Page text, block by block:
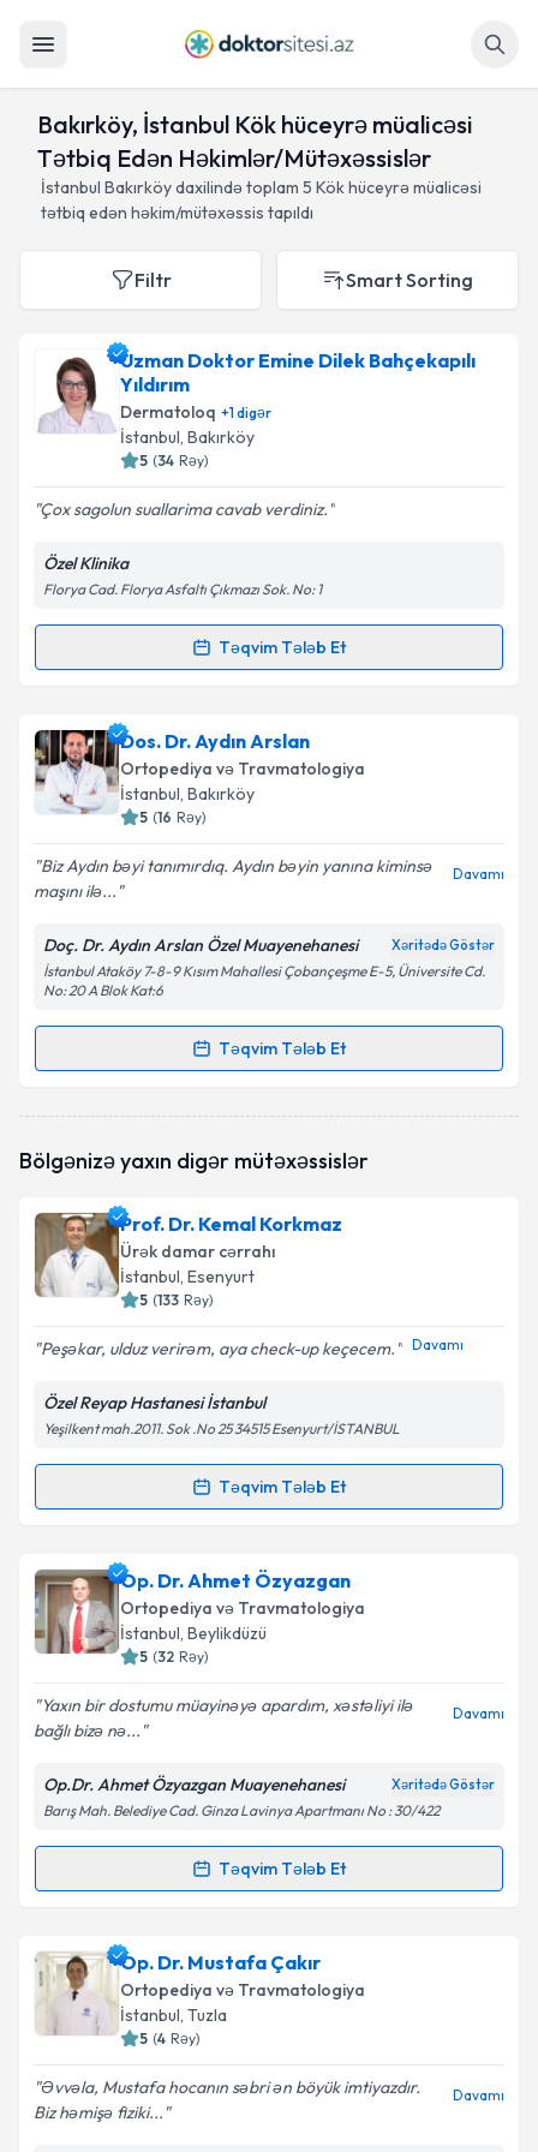
Bakırköy, İstanbul Kök hüceyrə müalicəsi
Tətbiq Edən Həkimlər/Mütəxəssislər
İstanbul Bakırköy daxilində toplam 5 Kök hüceyrə müalicəsi
tətbiq edən həkim/mütəxəssis tapıldı
Filtr Smart Sorting
Uzman Doktor Emine Dilek Bahçekapılı
Yıldırım
Dermatoloq +1digər
İstanbul, Bakırköy
5 (34 Rəy)
Çox sagolun suallarima cavab verdiniz.
Özel Klinika
Florya Cad. Florya Asfaltı Çıkmazı Sok. No: 1
Təqvim Tələb Et
Randevu Təqvimi Tələbi
Uzman Doktor Emine Dilek Bahçekapılı Yıldırım
{name} üçün randevu təqvimi tələbi yaradın. Bu
mütəxəssisdən randevu ala biləcəyiniz təqvim hazır
olduqda e-poçt ilə məlumatlandırılacaqsınız.
E-poçt Ünvanınız
Şəxsi məlumatlarımın emal edilməsinə dair
Aydınlatma Mətni
məlumatlarımın göstərilən çərçivədə emal
edilməsinə razılıq verirəm.
Təqvim Tələbini Göndər
Dos. Dr. Aydın Arslan
Ortopediya və Travmatologiya
İstanbul, Bakırköy
5 (16 Rəy)
Biz Aydın bəyi tanımırdıq. Aydın bəyin yanına kiminsə
maşını ilə...
Davamı
Doç. Dr. Aydın Arslan Özel Muayenehanesi Xəritədə Göstər
İstanbul Ataköy 7-8-9 Kısım Mahallesi Çobançeşme E-5, Üniversite Cd.
No: 20 A Blok Kat:6
Təqvim Tələb Et
Randevu Təqvimi Tələbi
tələbi yaradın. Bu mütəxəssisdən randevu ala
məlumatlandırılacaqsınız.
E-poçt Ünvanınız
Aydınlatma Mətnini oxudum və şəxsi
məlumatlarımın göstərilən çərçivədə emal
Bölgənizə yaxın digər mütəxəssislər
Prof. Dr. Kemal Korkmaz
Ürək damar cərrahı
İstanbul, Esenyurt
5 (133 Rəy)
Peşəkar, ulduz verirəm, aya check-up keçecem. Davamı
Özel Reyap Hastanesi İstanbul
Yeşilkent mah.2011. Sok .No 25 34515 Esenyurt/İSTANBUL
Təqvim Tələb Et
Randevu Təqvimi Tələbi
Prof. Dr. Kemal Korkmaz {name} üçün randevu
təqvimi tələbi yaradın. Bu mütəxəssisdən randevu ala
biləcəyiniz təqvim hazır olduqda e-poçt ilə
məlumatlandırılacaqsınız.
E-poçt Ünvanınız
Şəxsi məlumatlarımın emal edilməsinə dair
Aydınlatma Mətnini oxudum və şəxsi
məlumatlarımın göstərilən çərçivədə emal
edilməsinə razılıq verirəm.
Təqvim Tələbini Göndər
Op. Dr. Ahmet Özyazgan
Ortopediya və Travmatologiya
İstanbul, Beylikdüzü
5 (32 Rəy)
Yaxın bir dostumu müayinəyə apardım, xəstəliyi ilə
bağlı bizə nə...
Davamı
Op.Dr. Ahmet Özyazgan Muayenehanesi Xəritədə Göstər
Barış Mah. Belediye Cad. Ginza Lavinya Apartmanı No : 30/422
Təqvim Tələb Et
Randevu Təqvimi Tələbi
Op. Dr. Ahmet Özyazgan{name} üçün randevu
təqvimi tələbi yaradın. Bu mütəxəssisdən randevu ala
biləcəyiniz təqvim hazır olduqda e-poçt ilə
məlumatlandırılacaqsınız.
E-poçt Ünvanınız
Op. Dr. Mustafa Çakır
Ortopediya və Travmatologiya
İstanbul, Tuzla
5 (4 Rəy)
Əvvəla, Mustafa hocanın səbri ən böyük imtiyazdır.
Biz həmişə fiziki...
Davamı